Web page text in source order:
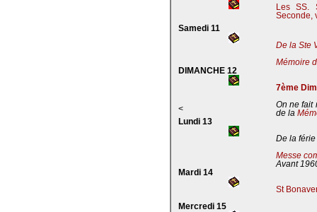
Les SS.
Seconde,
Samedi 11
De la Ste
Mémoire
DIMANCHE 12
7ème
<
On ne fait
de la
Lundi 13
De la férie
Messe
Avant
Mardi 14
St
Mercredi 15